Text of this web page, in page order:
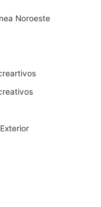
Noroeste